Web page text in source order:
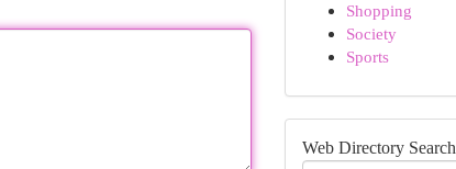
Shopping
Society
Sports
Web Directory Search